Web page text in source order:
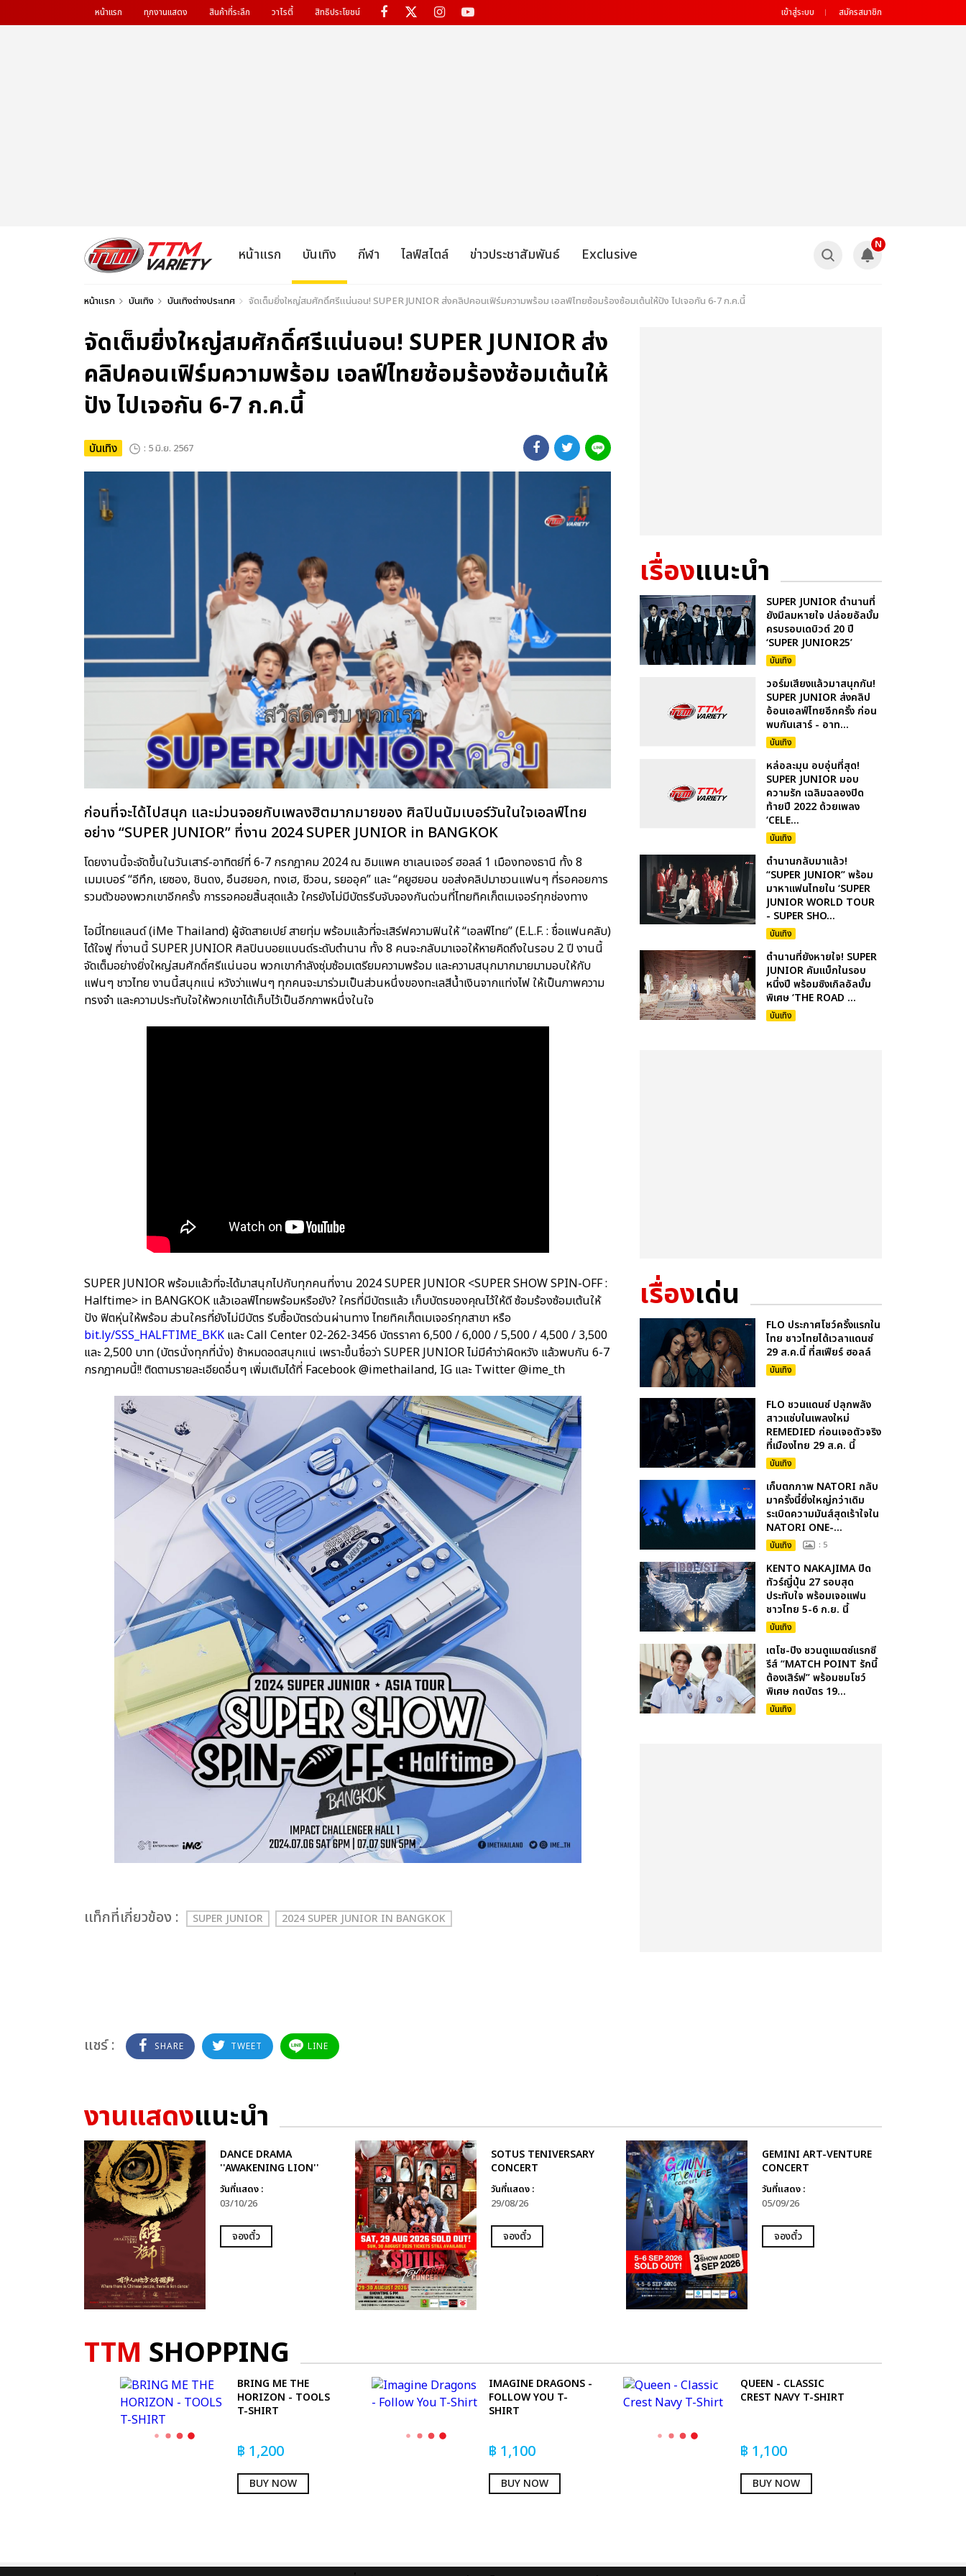
หน้าแรก ทุกงานแสดง สินค้าที่ระลึก วาไรตี้ สิทธิประโยชน์ เข้าสู่ระบบ สมัครสมาชิก
หน้าแรก บันเทิง กีฬา ไลฟ์สไตล์ ข่าวประชาสัมพันธ์ Exclusive
N
หน้าแรก บันเทิง บันเทิงต่างประเทศ จัดเต็มยิ่งใหญ่สมศักดิ์ศรีแน่นอน! SUPER JUNIOR ส่งคลิปคอนเฟิร์มความพร้อม เอลฟ์ไทยซ้อมร้องซ้อมเต้นให้ปัง ไปเจอกัน 6-7 ก.ค.นี้
จัดเต็มยิ่งใหญ่สมศักดิ์ศรีแน่นอน! SUPER JUNIOR ส่ง
คลิปคอนเฟิร์มความพร้อม เอลฟ์ไทยซ้อมร้องซ้อมเต้นให้
ปัง ไปเจอกัน 6-7 ก.ค.นี้
บันเทิง : 5 มิ.ย. 2567
ก่อนที่จะได้ไปสนุก และม่วนจอยกับเพลงฮิตมากมายของ ศิลปินนัมเบอร์วันในใจเอลฟ์ไทย
อย่าง “SUPER JUNIOR” ที่งาน 2024 SUPER JUNIOR in BANGKOK
โดยงานนี้จะจัดขึ้นในวันเสาร์-อาทิตย์ที่ 6-7 กรกฎาคม 2024 ณ อิมแพค ชาเลนเจอร์ ฮอลล์ 1 เมืองทองธานี ทั้ง 8
เมมเบอร์ “อีทึก, เยซอง, ชินดง, อึนฮยอก, ทงเฮ, ชีวอน, รยออุค” และ “คยูฮยอน ขอส่งคลิปมาชวนแฟนๆ ที่รอคอยการ
รวมตัวของพวกเขาอีกครั้ง การรอคอยสิ้นสุดแล้ว ใครยังไม่มีบัตรรีบจับจองกันด่วนที่ไทยทิคเก็ตเมเจอร์ทุกช่องทาง
ไอมี่ไทยแลนด์ (iMe Thailand) ผู้จัดสายเปย์ สายทุ่ม พร้อมแล้วที่จะเสิร์ฟความฟินให้ “เอลฟ์ไทย” (E.L.F. : ชื่อแฟนคลับ)
ได้ใจฟู ที่งานนี้ SUPER JUNIOR ศิลปินบอยแบนด์ระดับตำนาน ทั้ง 8 คนจะกลับมาเจอให้หายคิดถึงในรอบ 2 ปี งานนี้
จัดเต็มอย่างยิ่งใหญ่สมศักดิ์ศรีแน่นอน พวกเขากำลังซุ่มซ้อมเตรียมความพร้อม และความสนุกมากมายมามอบให้กับ
แฟนๆ ชาวไทย งานนี้สนุกแน่ หวังว่าแฟนๆ ทุกคนจะมาร่วมเป็นส่วนหนึ่งของทะเลสีน้ำเงินจากแท่งไฟ ให้เป็นภาพความ
ทรงจำ และความประทับใจให้พวกเขาได้เก็บไว้เป็นอีกภาพหนึ่งในใจ
SUPER JUNIOR พร้อมแล้วที่จะได้มาสนุกไปกับทุกคนที่งาน 2024 SUPER JUNIOR <SUPER SHOW SPIN-OFF :
Halftime> in BANGKOK แล้วเอลฟ์ไทยพร้อมหรือยัง? ใครที่มีบัตรแล้ว เก็บบัตรของคุณไว้ให้ดี ซ้อมร้องซ้อมเต้นให้
ปัง ฟิตหุ่นให้พร้อม ส่วนใครที่ยังไม่มีบัตร รีบซื้อบัตรด่วนผ่านทาง ไทยทิคเก็ตเมเจอร์ทุกสาขา หรือ
bit.ly/SSS_HALFTIME_BKK และ Call Center 02-262-3456 บัตรราคา 6,500 / 6,000 / 5,500 / 4,500 / 3,500
และ 2,500 บาท (บัตรนั่งทุกที่นั่ง) ช้าหมดอดสนุกแน่ เพราะขึ้นชื่อว่า SUPER JUNIOR ไม่มีคำว่าผิดหวัง แล้วพบกัน 6-7
กรกฎาคมนี้!! ติดตามรายละเอียดอื่นๆ เพิ่มเติมได้ที่ Facebook @imethailand, IG และ Twitter @ime_th
เเท็กที่เกี่ยวข้อง : SUPER JUNIOR 2024 SUPER JUNIOR IN BANGKOK
แชร์ : SHARE TWEET LINE
เรื่องแนะนำ
SUPER JUNIOR ตำนานที่
ยังมีลมหายใจ ปล่อยอัลบั้ม
ครบรอบเดบิวต์ 20 ปี
‘SUPER JUNIOR25’
บันเทิง
วอร์มเสียงแล้วมาสนุกกัน!
SUPER JUNIOR ส่งคลิป
อ้อนเอลฟ์ไทยอีกครั้ง ก่อน
พบกันเสาร์ - อาท...
บันเทิง
หล่อละมุน อบอุ่นที่สุด!
SUPER JUNIOR มอบ
ความรัก เฉลิมฉลองปิด
ท้ายปี 2022 ด้วยเพลง
‘CELE...
บันเทิง
ตำนานกลับมาแล้ว!
“SUPER JUNIOR” พร้อม
มาหาแฟนไทยใน ‘SUPER
JUNIOR WORLD TOUR
- SUPER SHO...
บันเทิง
ตำนานที่ยังหายใจ! SUPER
JUNIOR คัมแบ็กในรอบ
หนึ่งปี พร้อมซิงเกิลอัลบั้ม
พิเศษ ‘THE ROAD ...
บันเทิง
เรื่องเด่น
FLO ประกาศโชว์ครั้งแรกใน
ไทย ชาวไทยได้เวลาแดนซ์
29 ส.ค.นี้ ที่สเฟียร์ ฮอลล์
บันเทิง
FLO ชวนแดนซ์ ปลุกพลัง
สาวแซ่บในเพลงใหม่
REMEDIED ก่อนเจอตัวจริง
ที่เมืองไทย 29 ส.ค. นี้
บันเทิง
เก็บตกภาพ NATORI กลับ
มาครั้งนี้ยิ่งใหญ่กว่าเดิม
ระเบิดความมันส์สุดเร้าใจใน
NATORI ONE-...
บันเทิง : 5
KENTO NAKAJIMA ปิด
ทัวร์ญี่ปุ่น 27 รอบสุด
ประทับใจ พร้อมเจอแฟน
ชาวไทย 5-6 ก.ย. นี้
บันเทิง
เตโช-ปิง ชวนดูแมตซ์แรกซี
รีส์ “MATCH POINT รักนี้
ต้องเสิร์ฟ” พร้อมชมโชว์
พิเศษ กดบัตร 19...
บันเทิง
งานแสดงแนะนำ
DANCE DRAMA
''AWAKENING LION''
วันที่แสดง :
03/10/26
จองตั๋ว
SOTUS TENIVERSARY
CONCERT
วันที่แสดง :
29/08/26
จองตั๋ว
GEMINI ART-VENTURE
CONCERT
วันที่แสดง :
05/09/26
จองตั๋ว
TTM SHOPPING
BRING ME THE
HORIZON - TOOLS
T-SHIRT
฿ 1,200
BUY NOW
IMAGINE DRAGONS -
FOLLOW YOU T-
SHIRT
฿ 1,100
BUY NOW
QUEEN - CLASSIC
CREST NAVY T-SHIRT
฿ 1,100
BUY NOW